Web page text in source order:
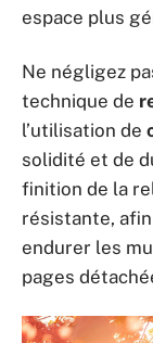
espace plus
Ne négligez
technique de
l’utilisation de
solidité et de
finition de la
résistante,
endurer les
pages